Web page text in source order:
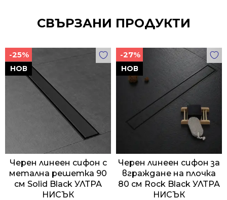
СВЪРЗАНИ ПРОДУКТИ
НОВ
-25%
Черен линеен сифон с
метална решетка 90
см Solid Black УЛТРА
НИСЪК
НОВ
-27%
Черен линеен сифон за
вграждане на плочка
80 см Rock Black УЛТРА
НИСЪК